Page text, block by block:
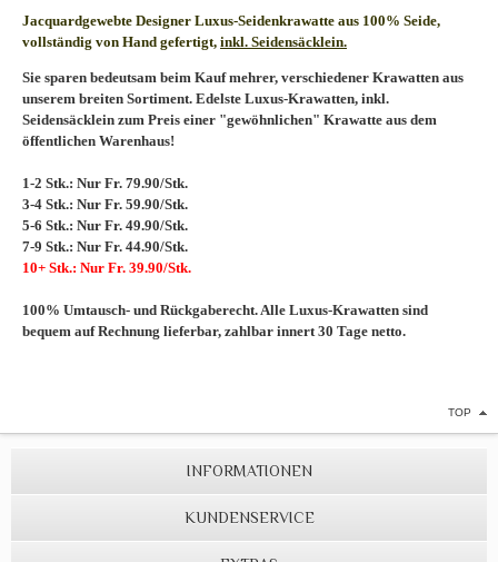
Jacquardgewebte Designer Luxus-Seidenkrawatte aus 100% Seide,
vollständig von Hand gefertigt, inkl. Seidensäcklein.
Sie sparen bedeutsam beim Kauf mehrer, verschiedener Krawatten aus
unserem breiten Sortiment. Edelste Luxus-Krawatten, inkl.
Seidensäcklein zum Preis einer "gewöhnlichen" Krawatte aus dem
öffentlichen Warenhaus!
1-2 Stk.: Nur Fr. 79.90/Stk.
3-4 Stk.: Nur Fr. 59.90/Stk.
5-6 Stk.: Nur Fr. 49.90/Stk.
7-9 Stk.: Nur Fr. 44.90/Stk.
10+ Stk.: Nur Fr. 39.90/Stk.
100% Umtausch- und Rückgaberecht. Alle Luxus-Krawatten sind
bequem auf Rechnung lieferbar, zahlbar innert 30 Tage netto.
TOP
INFORMATIONEN
KUNDENSERVICE